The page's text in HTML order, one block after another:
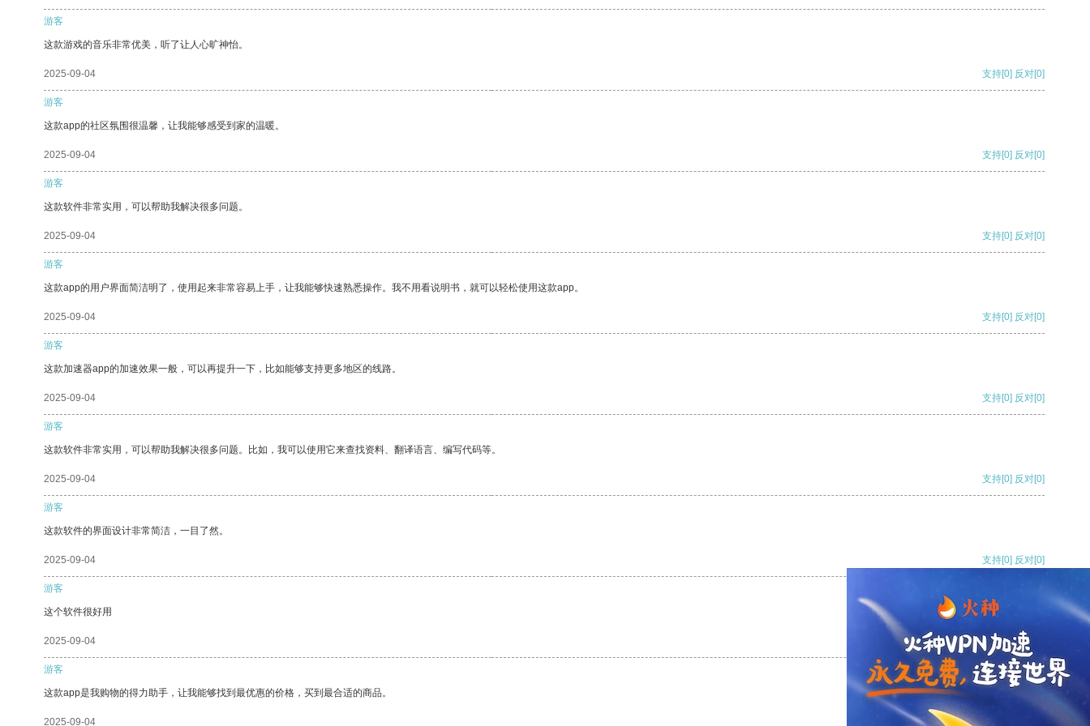
游客
这款游戏的音乐非常优美，听了让人心旷神怡。
2025-09-04 支持[0] 反对[0]
游客
这款app的社区氛围很温馨，让我能够感受到家的温暖。
2025-09-04 支持[0] 反对[0]
游客
这款软件非常实用，可以帮助我解决很多问题。
2025-09-04 支持[0] 反对[0]
游客
这款app的用户界面简洁明了，使用起来非常容易上手，让我能够快速熟悉操作。我不用看说明书，就可以轻松使用这款app。
2025-09-04 支持[0] 反对[0]
游客
这款加速器app的加速效果一般，可以再提升一下，比如能够支持更多地区的线路。
2025-09-04 支持[0] 反对[0]
游客
这款软件非常实用，可以帮助我解决很多问题。比如，我可以使用它来查找资料、翻译语言、编写代码等。
2025-09-04 支持[0] 反对[0]
游客
这款软件的界面设计非常简洁，一目了然。
2025-09-04 支持[0] 反对[0]
游客
这个软件很好用
2025-09-04 支持[0] 反对
游客
这款app是我购物的得力助手，让我能够找到最优惠的价格，买到最合适的商品。
2025-09-04 支持